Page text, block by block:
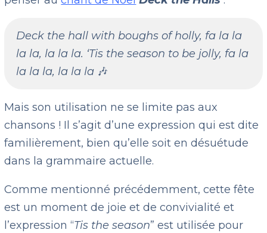
Deck the hall with boughs of holly, fa la la
la la, la la la. ‘Tis the season to be jolly, fa la
la la la, la la la 🎶
Mais son utilisation ne se limite pas aux
chansons ! Il s’agit d’une expression qui est dite
familièrement, bien qu’elle soit en désuétude
dans la grammaire actuelle.
Comme mentionné précédemment, cette fête
est un moment de joie et de convivialité et
l’expression “Tis the season” est utilisée pour